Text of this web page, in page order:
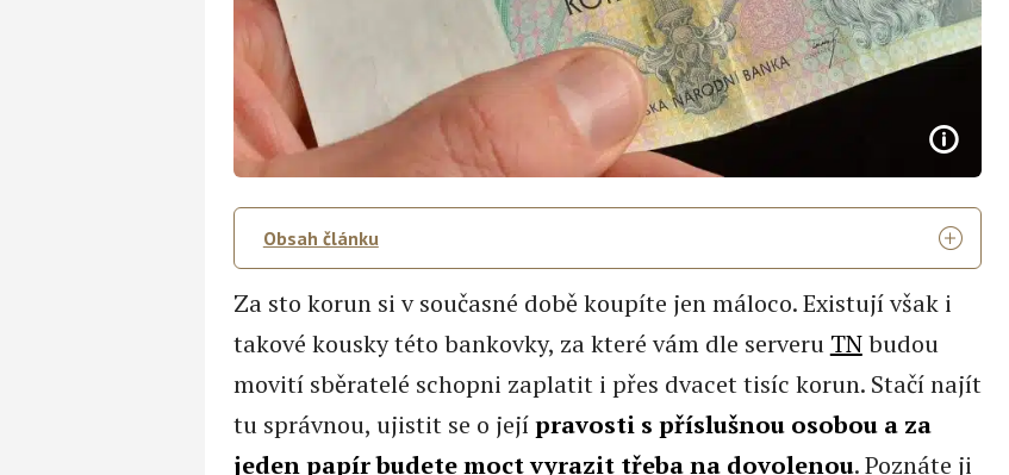
Obsah článku
Za sto korun si v současné době koupíte jen máloco. Existují však i
takové kousky této bankovky, za které vám dle serveru TNbudou
movití sběratelé schopni zaplatit i přes dvacet tisíc korun. Stačí najít
tu správnou, ujistit se o jejípravosti s příslušnou osobou a za
jeden papír budete moct vyrazit třeba na dovolenou. Poznáte ji